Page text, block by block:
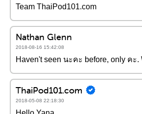
Team ThaiPod101.com
Nathan Glenn
2018-08-16 15:42:08
Haven't seen นะคะ before, only คะ.
ThaiPod101.com
2018-05-08 22:18:30